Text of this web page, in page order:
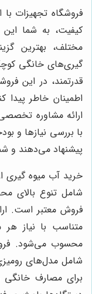
فروشگاه تجهیزات با
کیفیت، به شما
مختلف، بهترین
گیری‌های خانگی
قدرتمند، در این
اطمینان خاطر پیدا
ارائه مشاوره
با بررسی نیازها و
پیشنهاد می‌دهند و
خرید آب میوه گیری
شامل تنوع بالای
فروش معتبر است.
متناسب با نیاز
محسوب می‌شود.
شامل مدل‌های
برای مصارف خانگی